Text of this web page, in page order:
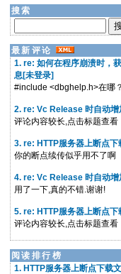
搜索
最新评论
1. re: 如何在程序崩溃时，
息[未登录]
#include <dbghelp.h>在哪
2. re: Vc Release 时自动增
评论内容较长,点击标题查看
3. re: HTTP服务器上断点下
你的断点续传似乎用不了啊
4. re: Vc Release 时自动增
用了一下,真的不错.谢谢!
5. re: HTTP服务器上断点下
评论内容较长,点击标题查看
阅读排行榜
1. HTTP服务器上断点下载